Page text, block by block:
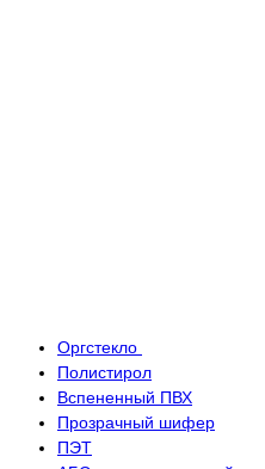
Оргстекло
Полистирол
Вспененный ПВХ
Прозрачный шифер
ПЭТ